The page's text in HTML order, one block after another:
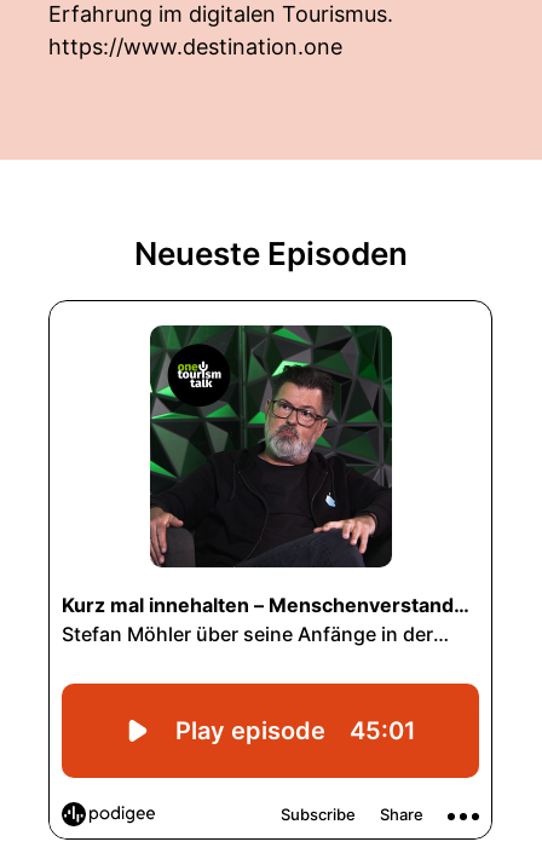
Erfahrung im digitalen Tourismus.
https://www.destination.one
Neueste Episoden